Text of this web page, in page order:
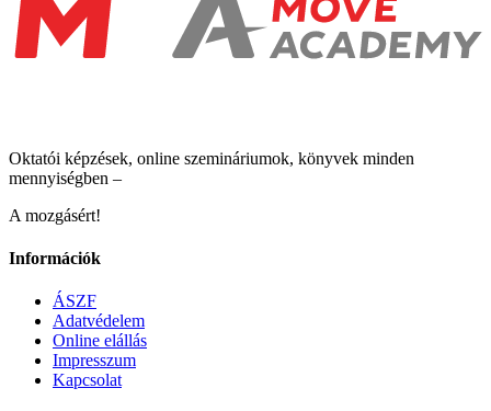
Oktatói képzések, online szemináriumok, könyvek minden
mennyiségben –
A mozgásért!
Információk
ÁSZF
Adatvédelem
Online elállás
Impresszum
Kapcsolat